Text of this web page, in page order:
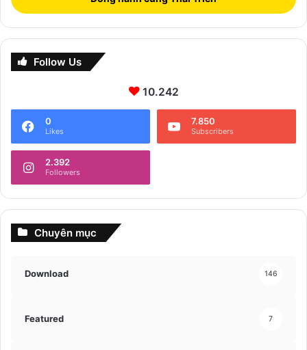
Follow Us
10.242
0
Likes
7.850
Subscribers
2.392
Followers
Chuyên mục
Download 146
Featured 7